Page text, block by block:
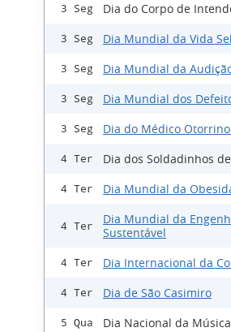
3 Seg Dia do Corpo de
3 Seg Dia Mundial da Vida
3 Seg Dia Mundial da
3 Seg Dia Mundial dos
3 Seg Dia do Médico
4 Ter Dia dos Soldadinhos
4 Ter Dia Mundial da
4 Ter
Dia Mundial da
Sustentável
4 Ter Dia Internacional da
4 Ter Dia de São Casimiro
5 Qua Dia Nacional da